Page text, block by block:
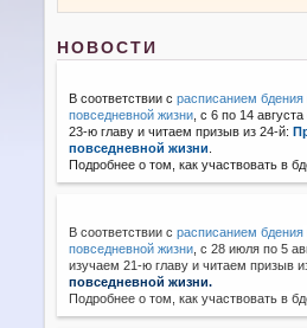
НОВОСТИ
В соответствии срасписанием бдения
повседневной жизни , с 6 по 14
23-ю главу и читаем призыв из 24-й:
повседневной жизни
Подробнее о том, как участвовать в
В соответствии с расписанием бдения
повседневной жизни с 28 июля по 5
изучаем 21-ю главу и читаем призыв
повседневной жизни.
Подробнее о том, как участвовать в